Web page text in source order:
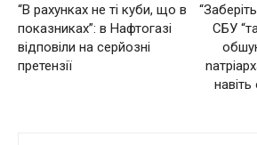
“В рахунках не ті куби, що в
показниках”: в Нафтогазі
відповіли на серйозні
претензії
СБУ